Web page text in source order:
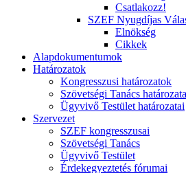
Csatlakozz!
SZEF Nyugdíjas
Elnökség
Cikkek
Alapdokumentumok
Határozatok
Kongresszusi határozatok
Szövetségi Tanács
Ügyvivő Testület határozatai
Szervezet
SZEF kongresszusai
Szövetségi Tanács
Ügyvivő Testület
Érdekegyeztetés fórumai